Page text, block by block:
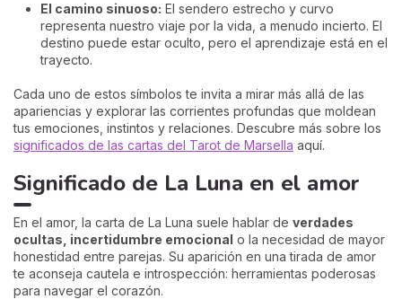
El camino sinuoso: El sendero estrecho y curvo
representa nuestro viaje por la vida, a menudo incierto. El
destino puede estar oculto, pero el aprendizaje está en el
trayecto.
Cada uno de estos símbolos te invita a mirar más allá de las
apariencias y explorar las corrientes profundas que moldean
tus emociones, instintos y relaciones. Descubre más sobre los
significados de las cartas del Tarot de Marsella aquí.
Significado de La Luna en el amor
En el amor, la carta de La Luna suele hablar de verdades
ocultas, incertidumbre emocional o la necesidad de mayor
honestidad entre parejas. Su aparición en una tirada de amor
te aconseja cautela e introspección: herramientas poderosas
para navegar el corazón.